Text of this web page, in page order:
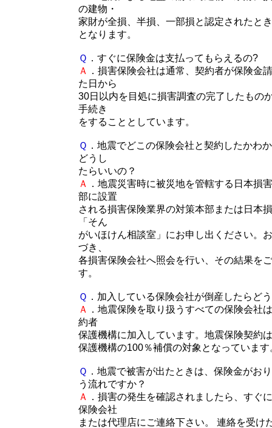
の建物・
家財が全損、半損、一部損と認定されたと
となります。
Ｑ ．すぐに保険金は支払ってもらえるの?
Ａ
．損害保険会社は通常、契約者が保険金
た日から
30日以内を目処に損害調査の完了したもの
手続き
をすることとしています。
Ｑ ．地震でどこの保険会社と契約したかわ
どうし
たらいいの？
Ａ
．地震災害時に被災地を管轄する日本損
部に設置
される損害保険業界の対策本部または日本
「そん
がいほけん相談室」にお申し出ください。
づき、
各損害保険会社へ照会を行い、その結果を
す。
Ｑ ．加入している保険会社が倒産したらど
Ａ
．地震保険を取り扱うすべての保険会社
約者
保護機構に加入しています。地震保険契約
保護機構の100％補償の対象となっています
Ｑ ．地震で被害が出たときは、保険金がお
う流れですか？
Ａ
．損害の発生を確認されましたら、すぐ
保険会社
または代理店にご連絡下さい。 連絡を受け